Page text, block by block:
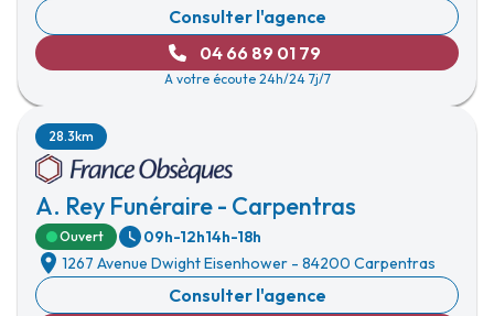
Consulter l'agence
04 66 89 01 79
A votre écoute 24h/24 7j/7
A. Rey Funéraire - Carpentras
28.3km
Ouvert 09h-12h14h-18h
1267 Avenue Dwight Eisenhower - 84200 Carpentras
Consulter l'agence